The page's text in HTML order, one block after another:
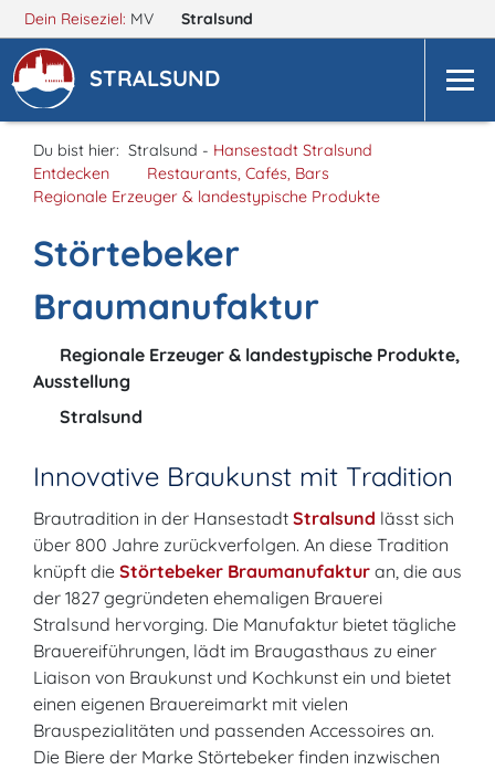
Dein Reiseziel: MV Stralsund
STRALSUND
Du bist hier: Stralsund - Hansestadt Stralsund
Entdecken
Restaurants, Cafés, Bars
Regionale Erzeuger & landestypische Produkte
Störtebeker
Braumanufaktur
Regionale Erzeuger & landestypische Produkte,
Ausstellung
Stralsund
Innovative Braukunst mit Tradition
Brautradition in der Hansestadt Stralsund lässt sich
über 800 Jahre zurückverfolgen. An diese Tradition
knüpft die Störtebeker Braumanufaktur an, die aus
der 1827 gegründeten ehemaligen Brauerei
Stralsund hervorging. Die Manufaktur bietet tägliche
Brauereiführungen, lädt im Braugasthaus zu einer
Liaison von Braukunst und Kochkunst ein und bietet
einen eigenen Brauereimarkt mit vielen
Brauspezialitäten und passenden Accessoires an.
Die Biere der Marke Störtebeker finden inzwischen